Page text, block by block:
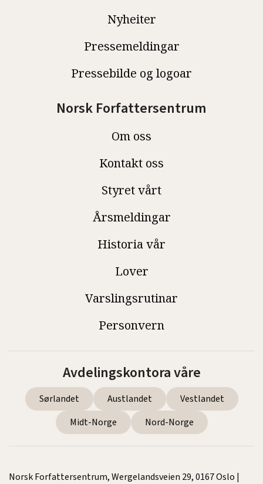
Nyheiter
Pressemeldingar
Pressebilde og logoar
Norsk Forfattersentrum
Om oss
Kontakt oss
Styret vårt
Årsmeldingar
Historia vår
Lover
Varslingsrutinar
Personvern
Avdelingskontora våre
Sørlandet Austlandet
Vestlandet
Midt-Norge
Nord-Norge
Norsk Forfattersentrum, Wergelandsveien 29, 0167 Oslo |